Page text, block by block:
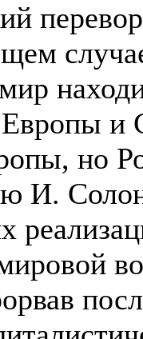
Европы
но
И.